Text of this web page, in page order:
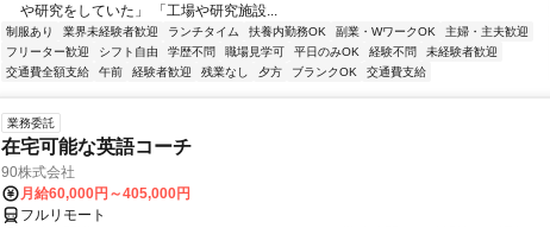
や研究をしていた」 「工場や研究施設...
制服あり 業界未経験者歓迎 ランチタイム 扶養内勤務OK 副業・WワークOK
主婦・主夫歓迎
フリーター歓迎
シフト自由 学歴不問 職場見学可 平日のみOK 経験不問
未経験者歓迎
交通費全額支給
午前 経験者歓迎 残業なし 夕方 ブランクOK 交通費支給
業務委託
在宅可能な英語コーチ
90株式会社
月給60,000円～405,000円
フルリモート